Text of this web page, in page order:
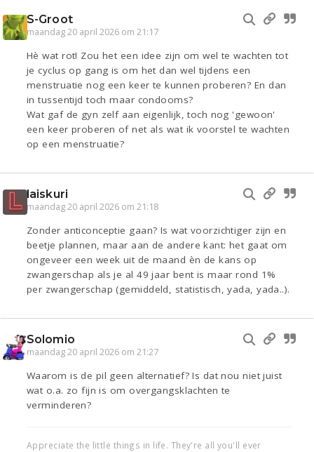
S-Groot
maandag 20 april 2026 om 21:17
Hè wat rot! Zou het een idee zijn om wel te wachten tot
je cyclus op gang is om het dan wel tijdens een
menstruatie nog een keer te kunnen proberen? En dan
in tussentijd toch maar condooms?
Wat gaf de gyn zelf aan eigenlijk, toch nog 'gewoon'
een keer proberen of net als wat ik voorstel te wachten
op een menstruatie?
laiskuri
maandag 20 april 2026 om 21:18
Zonder anticonceptie gaan? Is wat voorzichtiger zijn en
beetje plannen, maar aan de andere kant: het gaat om
ongeveer een week uit de maand èn de kans op
zwangerschap als je al 49 jaar bent is maar rond 1%
per zwangerschap (gemiddeld, statistisch, yada, yada..).
Solomio
maandag 20 april 2026 om 21:27
Waarom is de pil geen alternatief? Is dat nou niet juist
wat o.a. zo fijn is om overgangsklachten te
verminderen?
Appreciate the little things in life. They're all you'll ever